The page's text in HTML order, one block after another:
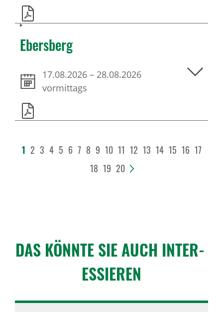
Ebersberg
17.08.2026 – 28.08.2026
vormittags
1 2 3 4 5 6 7 8 9 10 11 12 13 14 15 16 17
18 19 20 >
DAS KÖNNTE SIE AUCH INTER­
ES­SIEREN